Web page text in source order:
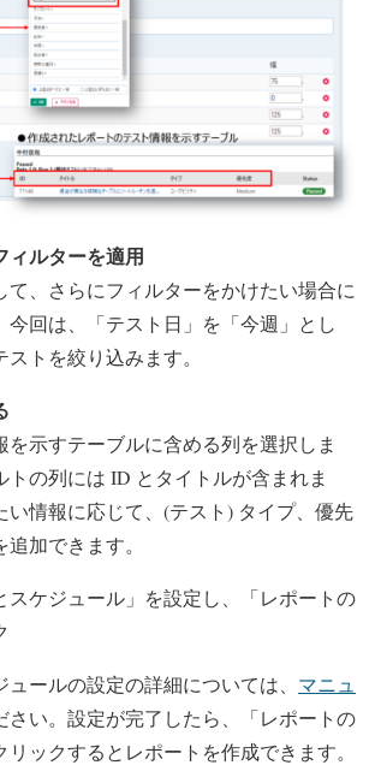
ィルターを適用
て、さらにフィルターをかけたい場合に
今回は、「テスト日」を「今週」とし
トを絞り込みます。
を示すテーブルに含める列を選択しま
トの列には ID とタイトルが含まれま
い情報に応じて、(テスト) タイプ、優先
加できます。
スケジュール」を設定し、「レポートの
ールの設定の詳細については、 マニュ
さい。設定が完了したら、「レポートの
ックするとレポートを作成できます。